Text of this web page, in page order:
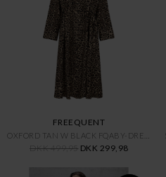
FREEQUENT
DKK 499,95 DKK 299,98